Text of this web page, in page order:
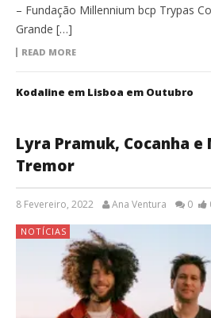
– Fundação Millennium bcp Trypas
Grande […]
READ MORE
Kodaline em Lisboa em Outubro
Lyra Pramuk, Cocanha e
Tremor
8 Fevereiro, 2022 Ana Ventura 0
NOTÍCIAS